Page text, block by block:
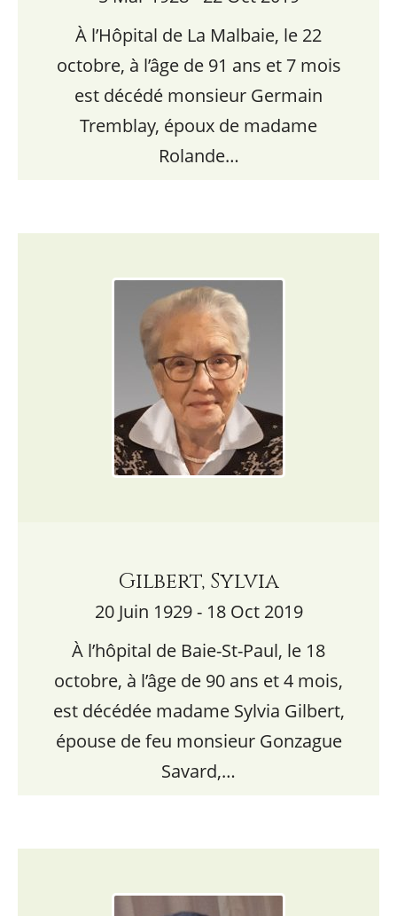
À l’Hôpital de La Malbaie, le 22
octobre, à l’âge de 91 ans et 7 mois
est décédé monsieur Germain
Tremblay, époux de madame
Rolande…
Gilbert, Sylvia
20 Juin 1929 - 18 Oct 2019
À l’hôpital de Baie-St-Paul, le 18
octobre, à l’âge de 90 ans et 4 mois,
est décédée madame Sylvia Gilbert,
épouse de feu monsieur Gonzague
Savard,…